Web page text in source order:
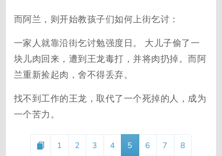
而阿兰，则开始教孩子们如何上街乞讨：
一家人就靠沿街乞讨勉强度日。 大儿子偷了一
块儿肉回来，遭到王龙毒打，并将肉扔掉。而阿
兰重新捡起肉，舍不得丢弃。
找不到工作的王龙，取代了一个死掉的人，成为
一个苦力。
1 2 3 4 5 6 7 8